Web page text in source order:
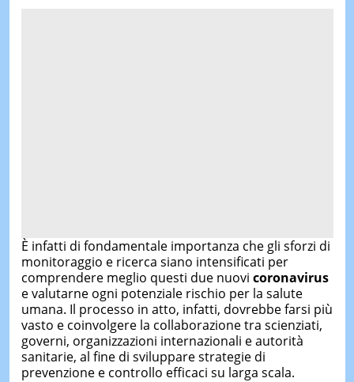
È infatti di fondamentale importanza che gli sforzi di
monitoraggio e ricerca siano intensificati per
comprendere meglio questi due nuovi coronavirus
e valutarne ogni potenziale rischio per la salute
umana. Il processo in atto, infatti, dovrebbe farsi più
vasto e coinvolgere la collaborazione tra scienziati,
governi, organizzazioni internazionali e autorità
sanitarie, al fine di sviluppare strategie di
prevenzione e controllo efficaci su larga scala.